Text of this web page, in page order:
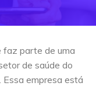
faz parte de uma
de saúde do
Essa empresa está